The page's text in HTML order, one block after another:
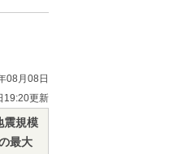
08月08日
19:20更新
震規模
最大